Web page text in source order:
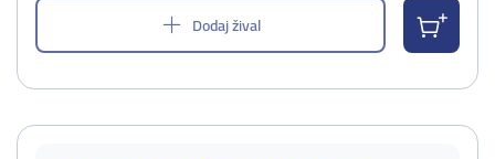
Dodaj žival